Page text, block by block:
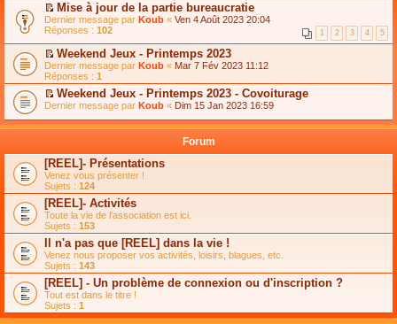
C
o
n
s
u
l
t
e
r
l
e
s
s
a
g
e
n
o
n
l
u
l
e
p
l
u
s
Mise à jour de la partie bureaucratie
Dernier message par Koub « Ven 4 Août 2023 20:04
Réponses : 102 1 2 3 4 5
C
o
n
s
u
t
l
e
m
e
s
s
a
g
e
n
o
n
l
u
l
e
Weekend Jeux - Printemps 2023
Dernier message par Koub « Mar 7 Fév 2023 11:12
Réponses : 1
C
n
l
t
e
r
l
e
m
e
s
s
a
g
e
n
o
n
Weekend Jeux - Printemps 2023 - Covoiturage
Dernier message par Koub « Dim 15 Jan 2023 16:59
Forum
[REEL]- Présentations
Venez vous présenter !
Sujets : 124
[REEL]- Activités
Toute la vie de l'association est ici.
Sujets : 153
Il n'a pas que [REEL] dans la vie !
Venez nous proposer vos activités, loisirs, blagues, etc.
Sujets : 143
[REEL] - Un problème de connexion ou d'inscription ?
Tout est dans le titre !
Sujets : 1